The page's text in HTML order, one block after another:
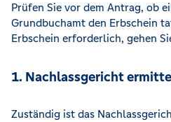
Prüfen Sie vor dem Antrag, ob
Grundbuchamt den Erbschein
Erbschein erforderlich, gehen
1. Nachlassgericht
Zuständig ist das